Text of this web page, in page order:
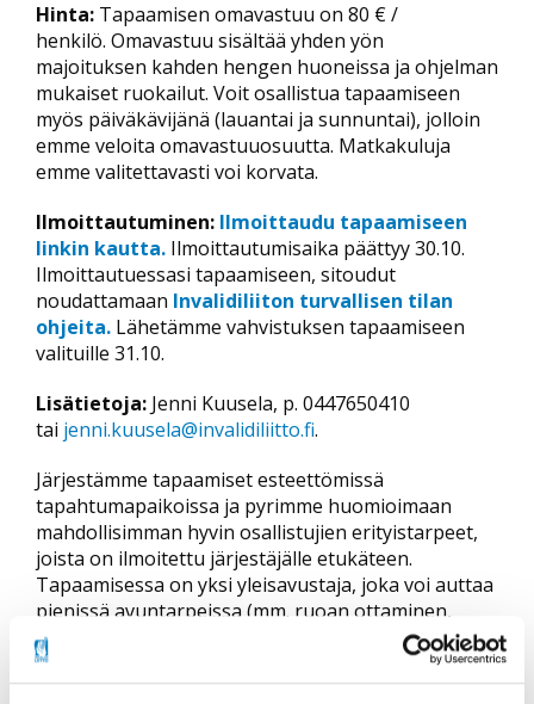
Hinta: Tapaamisen omavastuu on 80 € /
henkilö. Omavastuu sisältää yhden yön
majoituksen kahden hengen huoneissa ja ohjelman
mukaiset ruokailut. Voit osallistua tapaamiseen
myös päiväkävijänä (lauantai ja sunnuntai), jolloin
emme veloita omavastuuosuutta. Matkakuluja
emme valitettavasti voi korvata.
Ilmoittautuminen: Ilmoittaudu tapaamiseen
linkin kautta. Ilmoittautumisaika päättyy 30.10.
Ilmoittautuessasi tapaamiseen, sitoudut
noudattamaan Invalidiliiton turvallisen tilan
ohjeita. Lähetämme vahvistuksen tapaamiseen
valituille 31.10.
Lisätietoja: Jenni Kuusela, p. 0447650410
tai jenni.kuusela@invalidiliitto.fi.
Järjestämme tapaamiset esteettömissä
tapahtumapaikoissa ja pyrimme huomioimaan
mahdollisimman hyvin osallistujien erityistarpeet,
joista on ilmoitettu järjestäjälle etukäteen.
Tapaamisessa on yksi yleisavustaja, joka voi auttaa
pienissä avuntarpeissa (mm. ruoan ottaminen,
tavaroiden kantaminen). Mikäli tarvitset avustusta
henkilökohtaisissa toimissa (kuten pukeutuminen,
wc-käynnit), otathan mukaan oman avustajan.